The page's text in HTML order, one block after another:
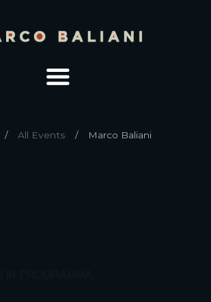
All Events Marco Baliani